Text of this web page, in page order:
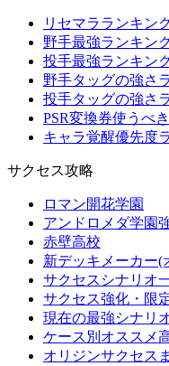
リセマラランキン
野手最強ランキン
投手最強ランキン
野手タッグの強さ
投手タッグの強さ
PSR変換券使うべ
キャラ覚醒優先度
サクセス攻略
ロマン開花学園
アンドロメダ学園
赤壁高校
新デッキメーカー(
サクセスシナリオ
サクセス強化・限
現在の最強シナリ
ケース別オススメ
オリジンサクセス